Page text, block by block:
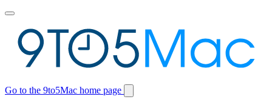
Toggle
menu
Go to the 9to5Mac home page
Switch